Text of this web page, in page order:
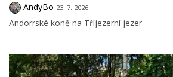
AndyBo 23. 7. 2026
Andorrské koně na Tříjezerní jezer